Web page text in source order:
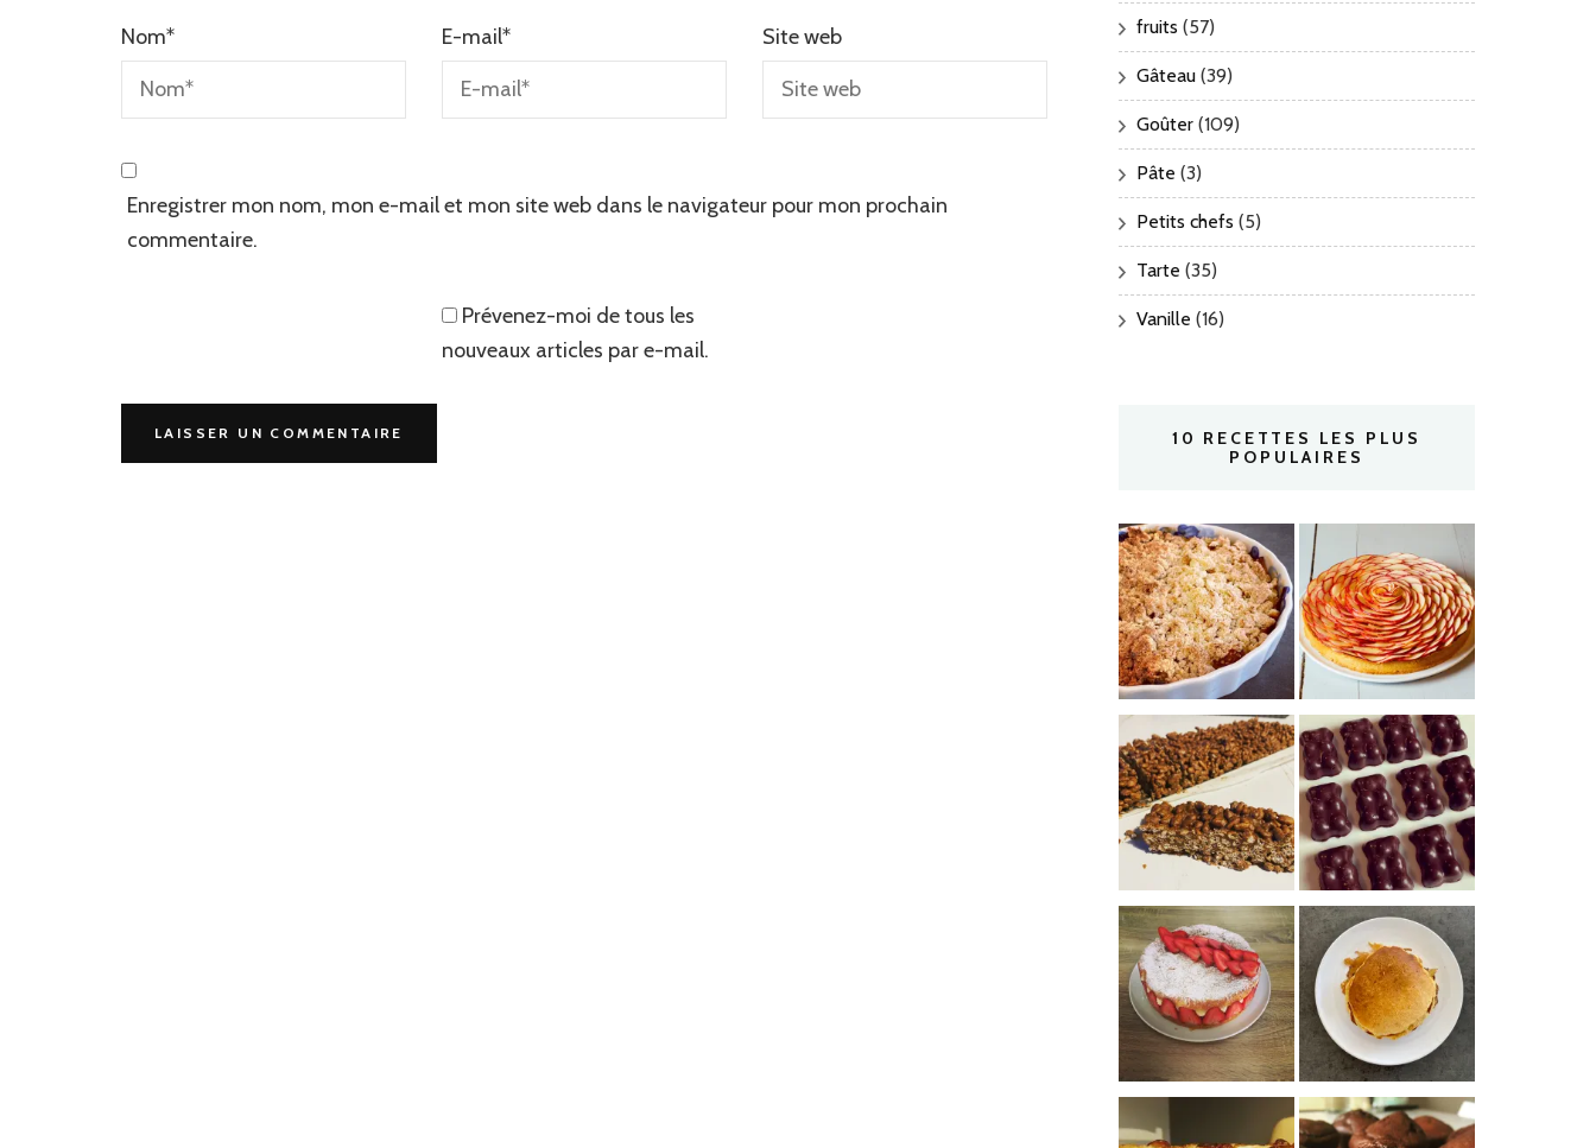
Nom* E-mail* Site web
Enregistrer mon nom, mon e-mail et mon site web dans le navigateur pour mon prochain
commentaire.
Prévenez-moi de tous les
nouveaux articles par e-mail.
fruits (57)
Gâteau (39)
Goûter (109)
Pâte (3)
Petits chefs (5)
Tarte (35)
Vanille (16)
10 RECETTES LES PLUS
POPULAIRES